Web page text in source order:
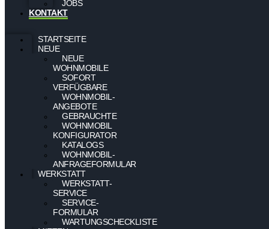
JOBS
KONTAKT
STARTSEITE
NEUE
NEUE
WOHNMOBILE
SOFORT
VERFÜGBARE
WOHNMOBIL-
ANGEBOTE
GEBRAUCHTE
WOHNMOBIL
KONFIGURATOR
KATALOGS
WOHNMOBIL-
ANFRAGEFORMULAR
WERKSTATT
WERKSTATT-
SERVICE
SERVICE-
FORMULAR
WARTUNGSCHECKLISTE